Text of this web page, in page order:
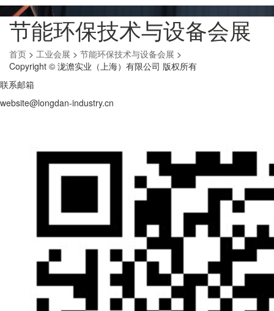
节能环保技术与设备会展
首页 > 工业会展 > 节能环保技术与设备会展 >
Copyright © 泷澹实业（上海）有限公司 版权所有
联系邮箱
website@longdan-industry.cn